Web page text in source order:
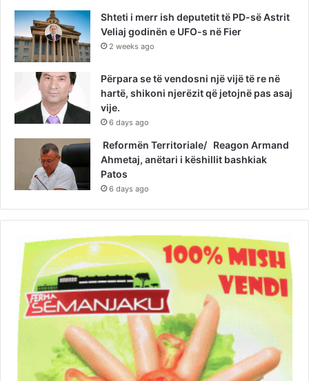
Shteti i merr ish deputetit të PD-së Astrit
Veliaj godinën e UFO-s në Fier
2 weeks ago
Përpara se të vendosni një vijë të re në
hartë, shikoni njerëzit që jetojnë pas asaj
vije.
6 days ago
Reformën Territoriale/ Reagon Armand
Ahmetaj, anëtari i këshillit bashkiak
Patos
6 days ago